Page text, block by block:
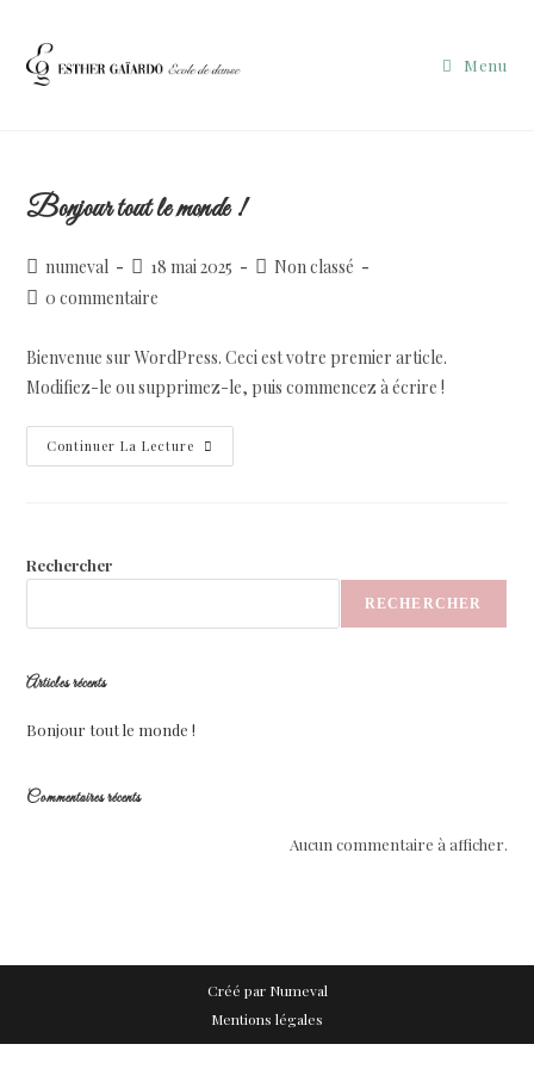
Menu
Bonjour tout le monde !
numeval 18 mai 2025
Non classé
0 commentaire
Bienvenue sur WordPress. Ceci est votre premier article.
Modifiez-le ou supprimez-le, puis commencez à écrire !
Continuer La Lecture
Rechercher
RECHERCHER
Articles récents
Bonjour tout le monde !
Commentaires récents
Aucun commentaire à afficher.
Créé par Numeval
Mentions légales